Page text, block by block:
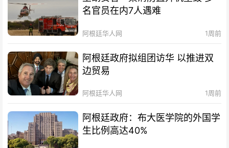
名官员在内7人遇难
阿根廷华人网 1周前
阿根廷政府拟组团访华 以推进双
边贸易
阿根廷华人网 1周前
阿根廷政府：布大医学院的外国学
生比例高达40%